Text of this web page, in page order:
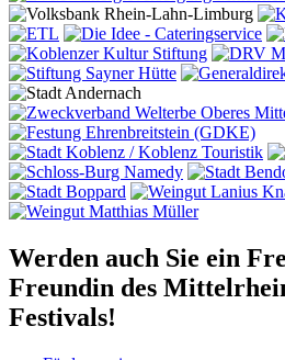
Werden auch Sie ein
Freundin des
Festivals!